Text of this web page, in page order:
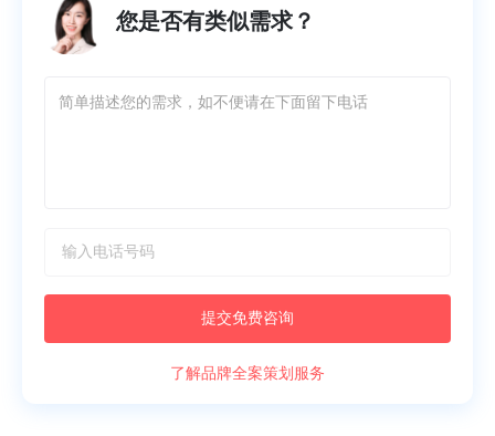
您是否有类似需求？
提交免费咨询
了解品牌全案策划服务